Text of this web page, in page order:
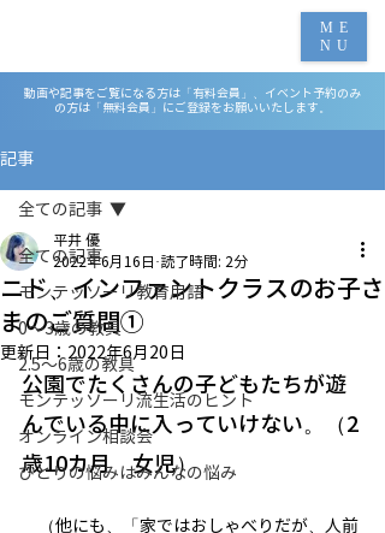
ME
NU
動画や記事をご覧になる方は「有料会員」、イベント予約のみ
の方は「無料会員」にご登録をお願いいたします。
記事
全ての記事
モンテッソーリ教育用語
0～3歳の教具
2.5～6歳の教具
モンテッソーリ流生活のヒント
オンライン相談会
ひとりの悩みはみんなの悩み
全ての記事
ニド、インファントクラスのお子さ
まのご質問①
平井 優
2022年6月16日 読了時間: 2分
更新日：2022年6月20日
公園でたくさんの子どもたちが遊
んでいる中に入っていけない。（2
歳10カ月　女児）
（他にも、「家ではおしゃべりだが、人前